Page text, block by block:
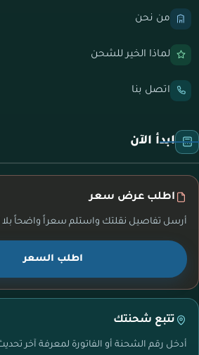
من نحن
لماذا الخير للشحن
اتصل بنا
ابدأ الآن
اطلب عرض سعر
أرسل تفاصيل نقلتك واستلم سعراً واضحاً بلا
اطلب السعر
تتبع شحنتك
أدخل رقم الشحنة أو الفاتورة لمعرفة آخر